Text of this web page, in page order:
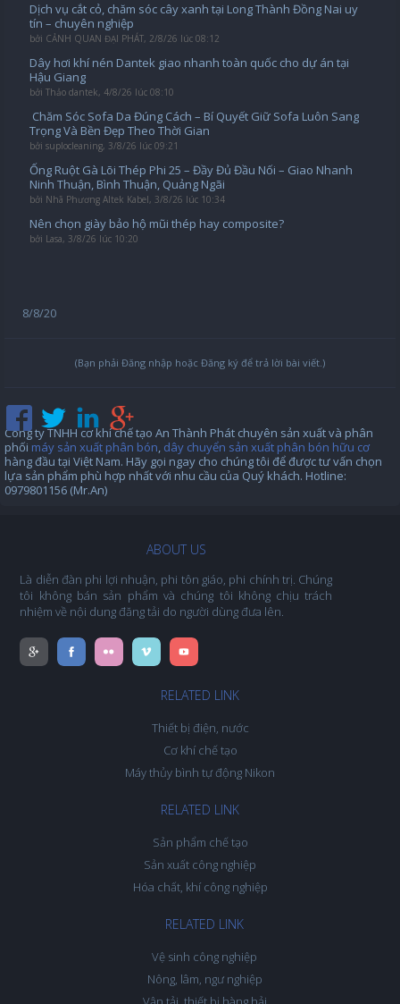
Dịch vụ cắt cỏ, chăm sóc cây xanh tại Long Thành Đồng Nai uy
tín – chuyên nghiệp
bởi CẢNH QUAN ĐẠI PHÁT, 2/8/26 lúc 08:12
Dây hơi khí nén Dantek giao nhanh toàn quốc cho dự án tại
Hậu Giang
bởi Thảo dantek, 4/8/26 lúc 08:10
️ Chăm Sóc Sofa Da Đúng Cách – Bí Quyết Giữ Sofa Luôn Sang
Trọng Và Bền Đẹp Theo Thời Gian
bởi suplocleaning, 3/8/26 lúc 09:21
Ống Ruột Gà Lõi Thép Phi 25 – Đầy Đủ Đầu Nối – Giao Nhanh
Ninh Thuận, Bình Thuận, Quảng Ngãi
bởi Nhã Phương Altek Kabel, 3/8/26 lúc 10:34
Nên chọn giày bảo hộ mũi thép hay composite?
bởi Lasa, 3/8/26 lúc 10:20
8/8/20
(Bạn phải Đăng nhập hoặc Đăng ký để trả lời bài viết.)
Công ty TNHH cơ khí chế tạo An Thành Phát chuyên sản xuất và phân
phối máy sản xuất phân bón, dây chuyển sản xuất phân bón hữu cơ
hàng đầu tại Việt Nam. Hãy gọi ngay cho chúng tôi để được tư vấn chọn
lựa sản phẩm phù hợp nhất với nhu cầu của Quý khách. Hotline:
0979801156 (Mr.An)
ABOUT US
Là diễn đàn phi lợi nhuận, phi tôn giáo, phi chính trị. Chúng
tôi không bán sản phẩm và chúng tôi không chịu trách
nhiệm về nội dung đăng tải do người dùng đưa lên.
RELATED LINK
Thiết bị điện, nước
Cơ khí chế tạo
Máy thủy bình tự động Nikon
RELATED LINK
Sản phẩm chế tạo
Sản xuất công nghiệp
Hóa chất, khí công nghiệp
RELATED LINK
Vệ sinh công nghiệp
Nông, lâm, ngư nghiệp